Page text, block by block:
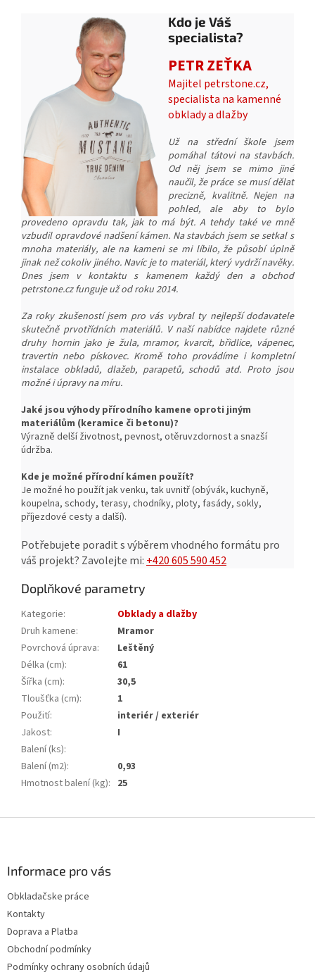
Kdo je Váš
specialista?
PETR ZEŤKA
Majitel petrstone.cz,
specialista na kamenné
obklady a dlažby
Už na střední škole jsem
pomáhal tátovi na stavbách.
Od něj jsem se mimo jiné
naučil, že práce se musí dělat
precizně, kvalitně. Nejen na
pohled, ale aby to bylo
provedeno opravdu tak, jak to má být. A tehdy také ve mně
vzbudil opravdové nadšení kámen. Na stavbách jsem se setkal s
mnoha materiály, ale na kameni se mi líbilo, že působí úplně
jinak než cokoliv jiného. Navíc je to materiál, který vydrží navěky.
Dnes jsem v kontaktu s kamenem každý den a obchod
petrstone.cz funguje už od roku 2014.
Za roky zkušeností jsem pro vás vybral ty nejlepší dodavatele
skutečně prvotřídních materiálů. V naší nabídce najdete různé
druhy hornin jako je žula, mramor, kvarcit, břidlice, vápenec,
travertin nebo pískovec. Kromě toho provádíme i kompletní
instalace obkladů, dlažeb, parapetů, schodů atd. Proto jsou
možné i úpravy na míru.
Jaké jsou výhody přírodního kamene oproti jiným
materiálům (keramice či betonu)?
Výrazně delší životnost, pevnost, otěruvzdornost a snazší
údržba.
Kde je možné přírodní kámen použít?
Je možné ho použít jak venku, tak uvnitř (obývák, kuchyně,
koupelna, schody, terasy, chodníky, ploty, fasády, sokly,
příjezdové cesty a další).
Potřebujete poradit s výběrem vhodného formátu pro
váš projekt? Zavolejte mi: +420 605 590 452
Doplňkové parametry
Kategorie:
Obklady a dlažby
Druh kamene:
Mramor
Povrchová úprava:
Leštěný
Délka (cm):
61
Šířka (cm):
30,5
Tloušťka (cm):
1
Použití:
interiér / exteriér
Jakost:
I
Balení (ks):
Balení (m2):
0,93
Hmotnost balení (kg): 25
Informace pro vás
Obkladačske práce
Kontakty
Doprava a Platba
Obchodní podmínky
Podmínky ochrany osobních údajů